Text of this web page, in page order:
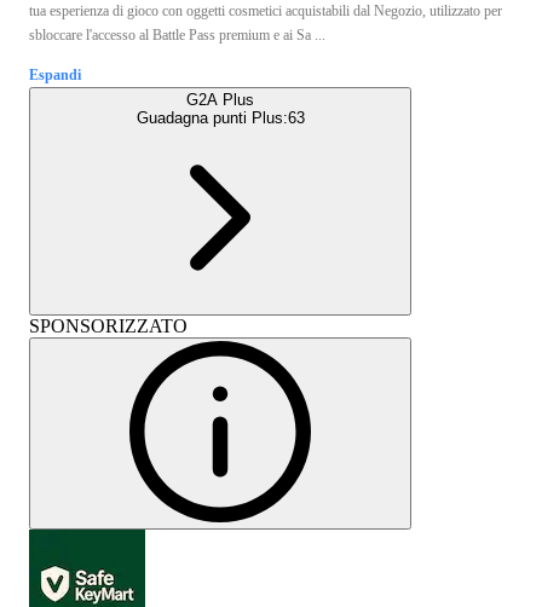
tua esperienza di gioco con oggetti cosmetici acquistabili dal Negozio, utilizzato per
sbloccare l'accesso al Battle Pass premium e ai Sa ...
Espandi
G2A Plus
Guadagna punti Plus:63
SPONSORIZZATO